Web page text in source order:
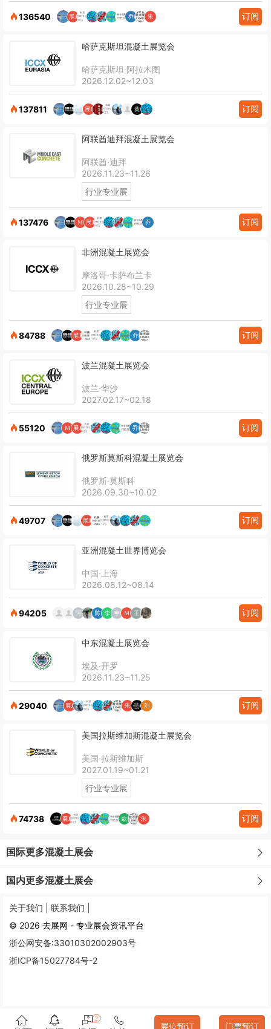
136540 订阅
哈萨克斯坦混凝土展览会
哈萨克斯坦·阿拉木图
2026.12.02~12.03
137811 订阅
阿联酋迪拜混凝土展览会
阿联酋·迪拜
2026.11.23~11.26
行业专业展
137476 订阅
非洲混凝土展览会
摩洛哥·卡萨布兰卡
2026.10.28~10.29
行业专业展
84788 订阅
波兰混凝土展览会
波兰·华沙
2027.02.17~02.18
55120 订阅
俄罗斯莫斯科混凝土展览会
俄罗斯·莫斯科
2026.09.30~10.02
49707 订阅
亚洲混凝土世界博览会
中国·上海
2026.08.12~08.14
94205 订阅
中东混凝土展览会
埃及·开罗
2026.11.23~11.25
29040 订阅
美国拉斯维加斯混凝土展览会
美国·拉斯维加斯
2027.01.19~01.21
行业专业展
74738 订阅
国际更多混凝土展会
国内更多混凝土展会
2
展位预订 门票预订
关于我们 | 联系我们 |
© 2026 去展网 - 专业展会资讯平台
浙公网安备:33010302002903号
浙ICP备15027784号-2